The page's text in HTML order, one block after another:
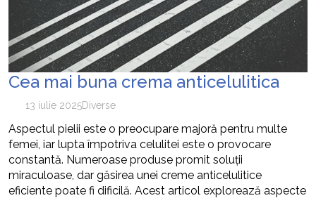
Cea mai buna crema anticelulitica
13 iulie 2025Diverse
Aspectul pielii este o preocupare majoră pentru multe
femei, iar lupta împotriva celulitei este o provocare
constantă. Numeroase produse promit soluții
miraculoase, dar găsirea unei creme anticelulitice
eficiente poate fi dificilă. Acest articol explorează aspecte